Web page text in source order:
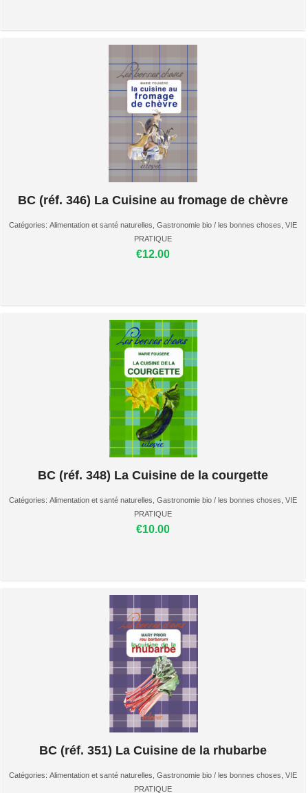
BC (réf. 346) La Cuisine au fromage de chèvre
Catégories: Alimentation et santé naturelles Gastronomie bio / les bonnes choses VIE
PRATIQUE
€12.00
BC (réf. 348) La Cuisine de la courgette
Catégories: Alimentation et santé naturelles Gastronomie bio / les bonnes choses VIE
PRATIQUE
€10.00
BC (réf. 351) La Cuisine de la rhubarbe
Catégories: Alimentation et santé naturelles Gastronomie bio / les bonnes choses VIE
PRATIQUE